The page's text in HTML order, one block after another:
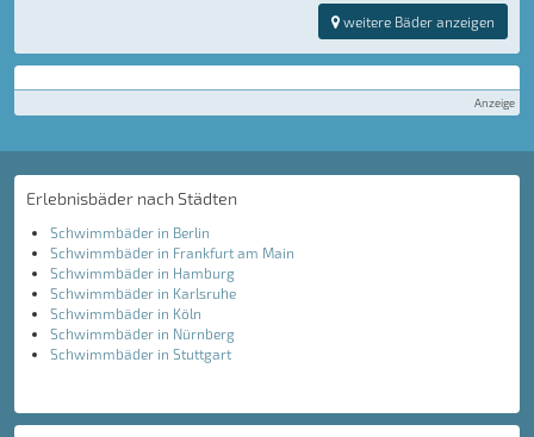
weitere Bäder anzeigen
Anzeige
Erlebnisbäder nach Städten
Schwimmbäder in Berlin
Schwimmbäder in Frankfurt am Main
Schwimmbäder in Hamburg
Schwimmbäder in Karlsruhe
Schwimmbäder in Köln
Schwimmbäder in Nürnberg
Schwimmbäder in Stuttgart